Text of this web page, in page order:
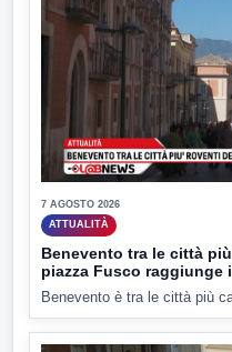
7 AGOSTO 2026
ATTUALITÀ
Benevento tra le città
piazza Fusco raggiunge
Benevento è tra le città più